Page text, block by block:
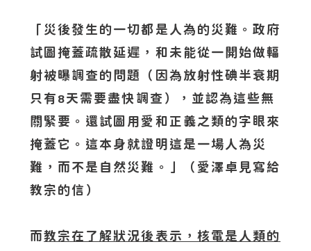
「災後發生的一切都是人為的災難。政府
試圖掩蓋疏散延遲，和未能從一開始做輻
射被曝調查的問題（因為放射性碘半衰期
只有 8天需要盡快調查），並認為這些無
關緊要。還試圖用愛和正義之類的字眼來
掩蓋它。這本身就證明這是一場人為災
難，而不是自然災難。」（愛澤卓見寫給
教宗的信）
而教宗在了解狀況後表示，核電是人類的